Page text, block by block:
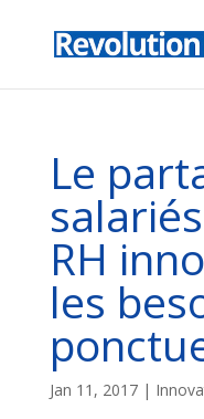
Le
RH
les
Jan 11, 2017|